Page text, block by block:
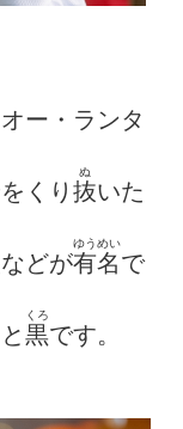
ー・ランタ
をくり 抜
ぬ
いた
などが有名
ゆうめい
で
黒
くろ
です。